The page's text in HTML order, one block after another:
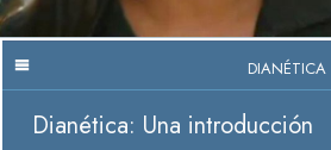
DIANÉTICA
Dianética: Una introducción